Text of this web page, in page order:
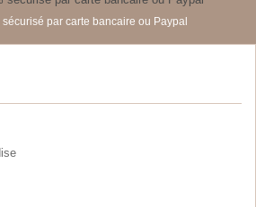
par carte bancaire ou Paypal